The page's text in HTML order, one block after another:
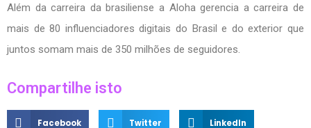
Além da carreira da brasiliense a Aloha gerencia a carreira de
mais de 80 influenciadores digitais do Brasil e do exterior que
juntos somam mais de 350 milhões de seguidores.
Compartilhe isto
Facebook Twitter LinkedIn